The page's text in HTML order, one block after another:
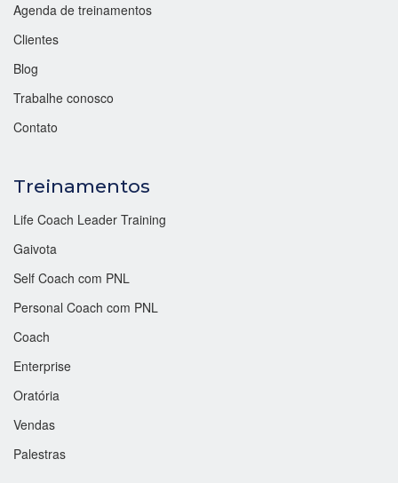
Agenda de treinamentos
Clientes
Blog
Trabalhe conosco
Contato
Treinamentos
Life Coach Leader Training
Gaivota
Self Coach com PNL
Personal Coach com PNL
Coach
Enterprise
Oratória
Vendas
Palestras